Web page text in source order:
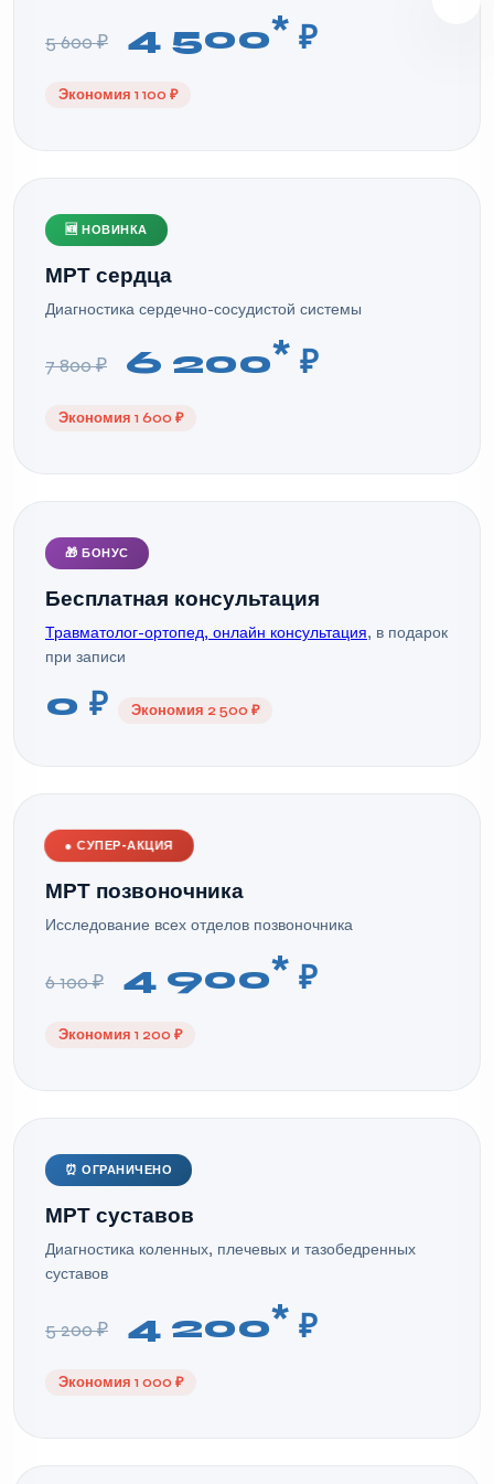
5 600 ₽ 4 500* ₽
Экономия 1 100 ₽
🆕 НОВИНКА
МРТ сердца
Диагностика сердечно-сосудистой системы
7 800 ₽ 6 200* ₽
Экономия 1 600 ₽
🎁 БОНУС
Бесплатная консультация
Травматолог-ортопед, онлайн консультация, в подарок
при записи
0 ₽ Экономия 2 500 ₽
● СУПЕР-АКЦИЯ
МРТ позвоночника
Исследование всех отделов позвоночника
6 100 ₽ 4 900* ₽
Экономия 1 200 ₽
⏰ ОГРАНИЧЕНО
МРТ суставов
Диагностика коленных, плечевых и тазобедренных
суставов
5 200 ₽ 4 200* ₽
Экономия 1 000 ₽